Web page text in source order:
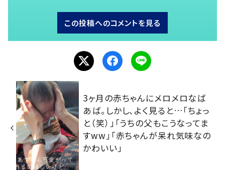
この投稿へのコメントを見る
3ヶ月の赤ちゃんにメロメロなば
あば。しかし、よく見ると…「ちょっ
と（笑）」「うちの父もこうなってま
すww」「赤ちゃんが呆れ気味なの
かわいい」